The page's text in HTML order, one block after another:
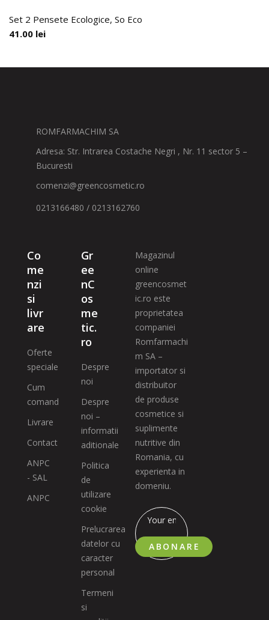
Set 2 Pensete Ecologice, So Eco
41.00 lei
ROMFARMACHIM SA
Adresa: Str. Intrarea Costache Negri , Nr. 11 sector 5 –
Bucuresti
comenzi@greencosmetic.ro
0213166480 / 0213162760
Co
me
nzi
si
livr
are
Oferte
speciale
Cum
comand
Livrare
Contact
ANPC
- SAL
ANPC
Gr
ee
nC
os
me
tic.
ro
Despre
noi
Despre
noi –
informatii
aditionale
Politica
de
utilizare
cookie
Prelucrarea
datelor cu
caracter
personal
Termeni
si
Magazinul
online
greencosmet
ic.ro este
proprietatea
companiei
Romfarmachi
m SA –
importator si
distribuitor
de produse
cosmetice si
suplimente
nutritive din
Romania, cu
experienta in
domeniu.
ABONARE